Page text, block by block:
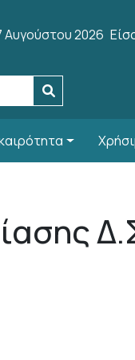
Αυγούστου 2026